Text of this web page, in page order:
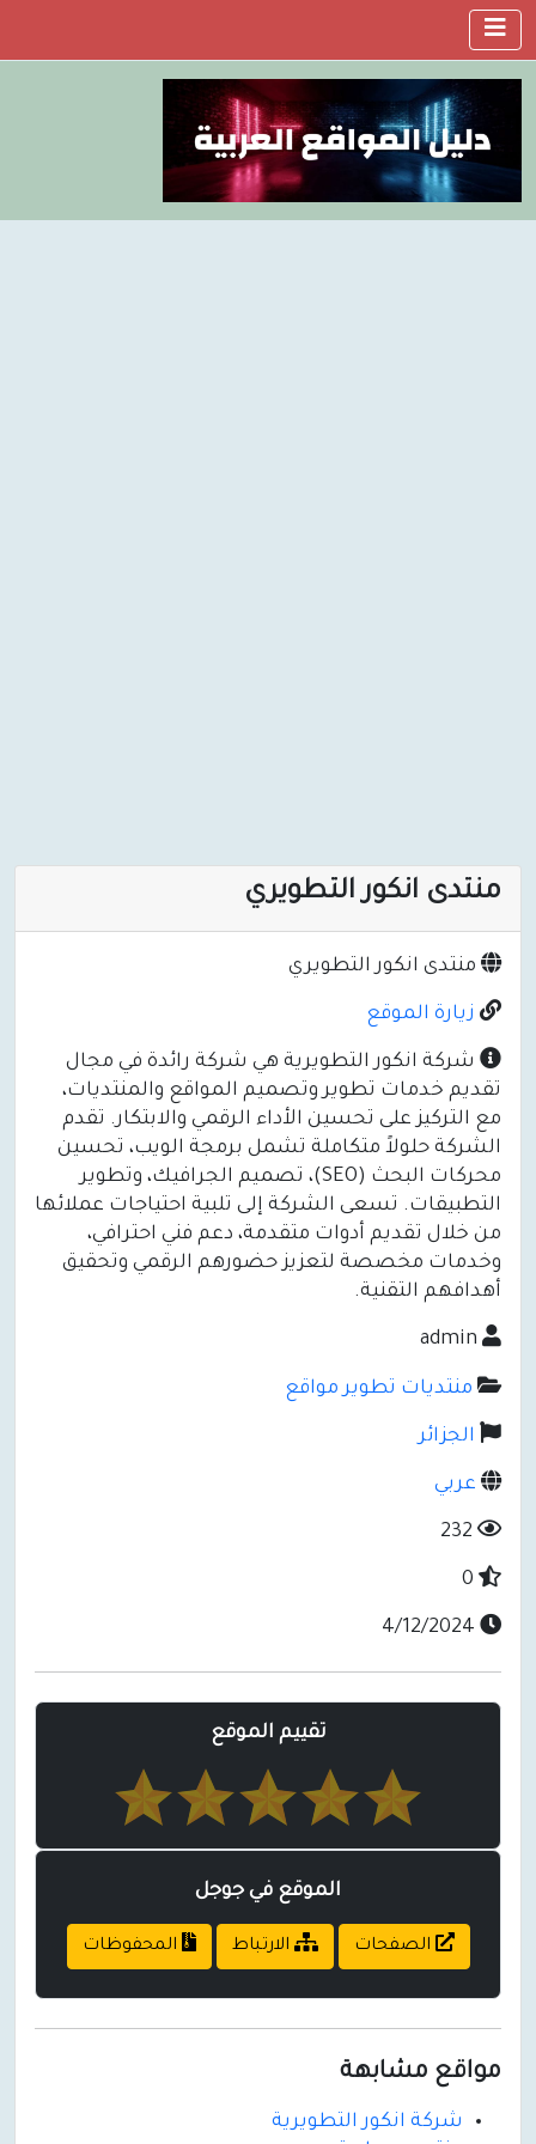
منتدى انكور التطويري
منتدى انكور التطويري
زيارة الموقع
شركة انكور التطويرية هي شركة رائدة في مجال
تقديم خدمات تطوير وتصميم المواقع والمنتديات،
مع التركيز على تحسين الأداء الرقمي والابتكار. تقدم
الشركة حلولاً متكاملة تشمل برمجة الويب، تحسين
محركات البحث (SEO)، تصميم الجرافيك، وتطوير
التطبيقات. تسعى الشركة إلى تلبية احتياجات عملائها
من خلال تقديم أدوات متقدمة، دعم فني احترافي،
وخدمات مخصصة لتعزيز حضورهم الرقمي وتحقيق
أهدافهم التقنية.
منتديات تطوير مواقع
الجزائر
عربي
تقييم الموقع
الموقع في جوجل
الصفحات الارتباط المحفوظات
مواقع مشابهة
شركة انكور التطويرية